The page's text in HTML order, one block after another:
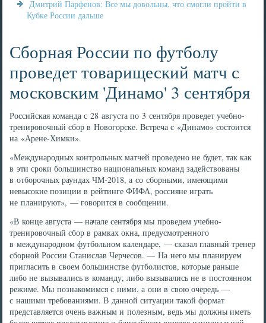
Дмитрий Парфенов: Все мы довольны, что смогли пройти в
Кубке России дальше
Сборная России по футболу
проведет товарищеский матч с
московским 'Динамо' 3 сентября
Российская команда с 28 августа по 3 сентября проведет учебно-
тренировочный сбор в Новогорске. Встреча с «Динамо» состоится
на «Арене-Химки».
«Международных контрольных матчей проведено не будет, так как
в эти сроки большинство национальных команд задействованы
в отборочных раундах ЧМ-2018, а со сборными, имеющими
невысокие позиции в рейтинге ФИФА, россияне играть
не планируют», — говорится в сообщении.
«В конце августа — начале сентября мы проведем учебно-
тренировочный сбор в рамках окна, предусмотренного
в международном футбольном календаре, — сказал главный тренер
сборной России Станислав Черчесов. — На него мы планируем
пригласить в своем большинстве футболистов, которые раньше
либо не вызывались в команду, либо вызывались не в постоянном
режиме. Мы познакомимся с ними, а они в свою очередь —
с нашими требованиями. В данной ситуации такой формат
представляется очень важным и полезным, ведь мы должны иметь